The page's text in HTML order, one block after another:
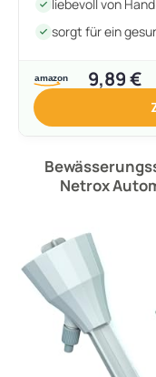
liebevoll von
sorgt für ein
9,89 €
Netrox